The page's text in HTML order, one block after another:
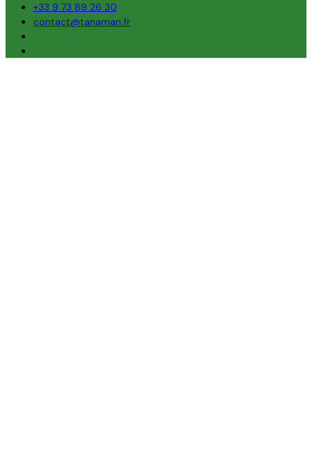
+33 9 73 89 26 30
contact@tanaman.fr